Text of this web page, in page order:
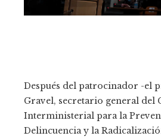
Después del patrocinador -el
Gravel, secretario general del
Interministerial para la
Delincuencia y la